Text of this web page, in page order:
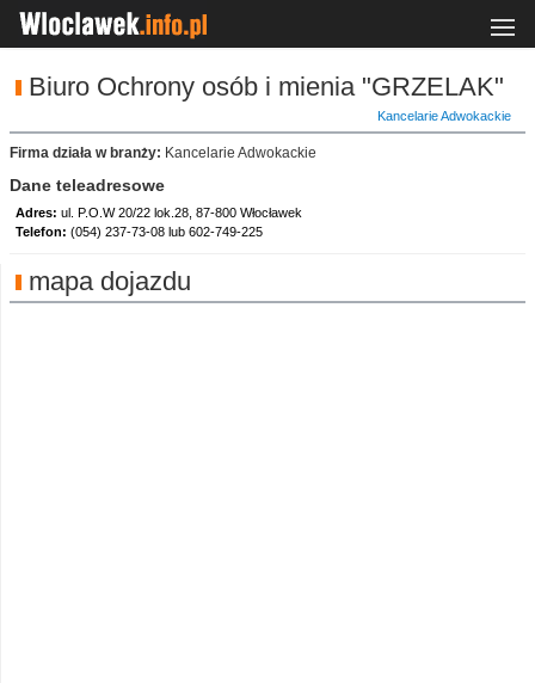
Biuro Ochrony osób i mienia "GRZELAK"
Kancelarie Adwokackie
Firma działa w branży: Kancelarie Adwokackie
Dane teleadresowe
Adres: ul. P.O.W 20/22 lok.28, 87-800 Włocławek
Telefon: (054) 237-73-08 lub 602-749-225
mapa dojazdu